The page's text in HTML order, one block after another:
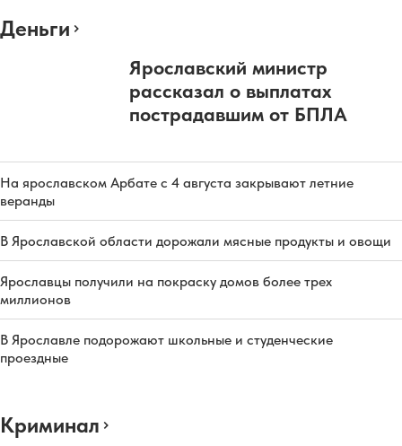
Деньги
Ярославский министр
рассказал о выплатах
пострадавшим от БПЛА
На ярославском Арбате с 4 августа закрывают летние
веранды
В Ярославской области дорожали мясные продукты и овощи
Ярославцы получили на покраску домов более трех
миллионов
В Ярославле подорожают школьные и студенческие
проездные
Криминал